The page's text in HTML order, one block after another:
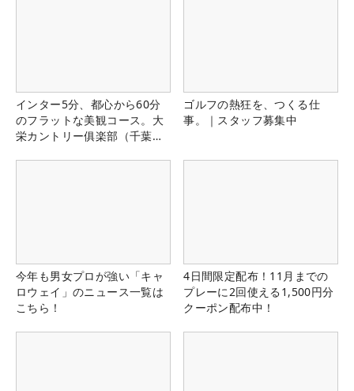
インター5分、都心から60分
のフラットな美観コース。大
栄カントリー俱楽部（千葉
ゴルフの熱狂を、つくる仕
事。｜スタッフ募集中
今年も男女プロが強い「キャ
ロウェイ」のニュース一覧は
こちら！
4日間限定配布！11月までの
プレーに2回使える1,500円分
クーポン配布中！